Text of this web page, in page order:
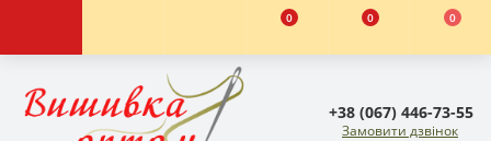
0 0 0
+38 (067) 446-73-55
Замовити дзвінок